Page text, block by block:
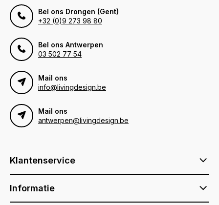
Bel ons Drongen (Gent)
+32 (0)9 273 98 80
Bel ons Antwerpen
03 502 77 54
Mail ons
info@livingdesign.be
Mail ons
antwerpen@livingdesign.be
Klantenservice
Informatie